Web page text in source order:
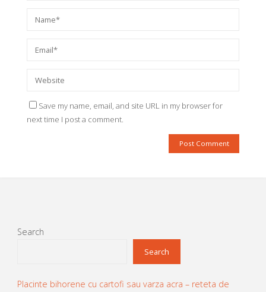
Save my name, email, and site URL in my browser for
next time I post a comment.
Search
Search
Placinte bihorene cu cartofi sau varza acra – reteta de